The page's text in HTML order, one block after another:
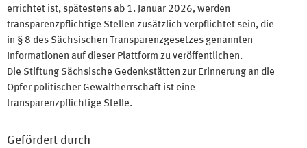
errichtet ist, spätestens ab 1. Januar 2026, werden
transparenzpflichtige Stellen zusätzlich verpflichtet sein, die
in § 8 des Sächsischen Transparenzgesetzes genannten
Informationen auf dieser Plattform zu veröffentlichen.
Die Stiftung Sächsische Gedenkstätten zur Erinnerung an die
Opfer politischer Gewaltherrschaft ist eine
transparenzpflichtige Stelle.
Gefördert durch